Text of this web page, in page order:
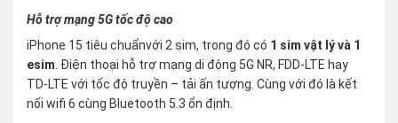
Hỗ trợ mạng 5G tốc độ cao
iPhone 15 tiêu chuẩnvới 2 sim, trong đó có 1 sim vật lý và 1
esim . Điện thoại hỗ trợ mạng di động 5G NR, FDD-LTE hay
TD-LTE với tốc độ truyền – tải ấn tượng. Cùng với đó là kết
nối wifi 6 cùng Bluetooth 5.3 ổn định.